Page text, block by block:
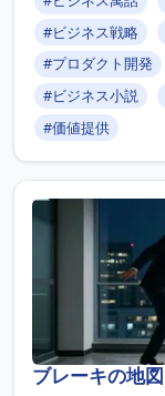
#ビジネス戦略
#プロダクト開発
#ビジネス小説
#価値提供
ブレーキの地図